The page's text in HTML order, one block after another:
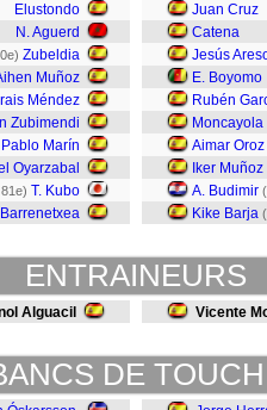
Elustondo
N. Aguerd
Zubeldia
Muñoz
Méndez
Zubimendi
Pablo Marín
Oyarzabal
T. Kubo
Barrenetxea
Juan Cruz
Catena
Jesús
E. Boyomo
Rubén
Moncayola
Aimar Oroz
Iker Muñoz
A. Budimir (
Kike Barja (
ENTRAINEURS
Alguacil Vicente
DE